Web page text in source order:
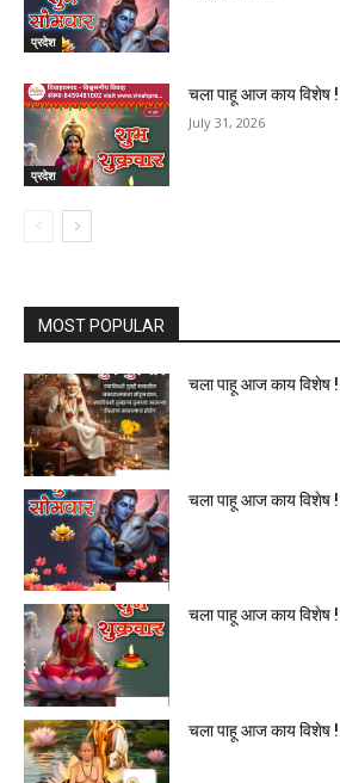
प्रदेश
प्रदेश
चला पाहू आज काय विशेष !
July 31, 2026
MOST POPULAR
चला पाहू आज काय विशेष !
चला पाहू आज काय विशेष !
चला पाहू आज काय विशेष !
चला पाहू आज काय विशेष !